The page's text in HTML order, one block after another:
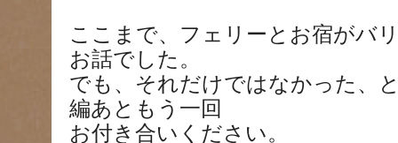
ここまで、フェリーとお宿がバ
お話でした。
でも、それだけではなかった、
編あともう一回
お付き合いください。